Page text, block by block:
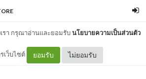
รา กรุณาอ่านและยอมรับนโยบายความเป็นส่วนตัว
เว็บไซต์ ยอมรับ ไม่ยอมรับ